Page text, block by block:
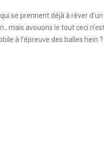
se prennent déjà à rêver
mais avouons le tout ceci
à l’épreuve des balles hein